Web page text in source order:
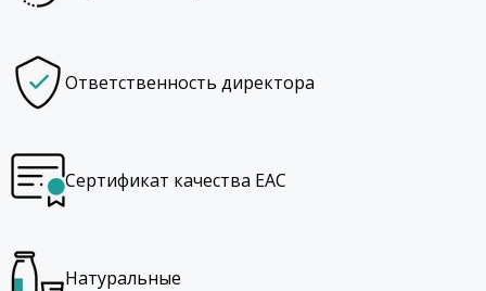
Ответственность директора
Сертификат качества EAC
Натуральные